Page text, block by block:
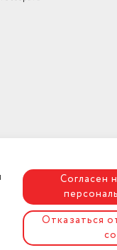
Согласен
Отказаться